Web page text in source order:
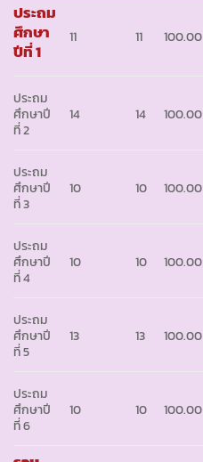
ประถม
ศึกษา
ปีที่ 1
11 11 100.00
ประถม
ศึกษาปี
ที่ 2
14 14 100.00
ประถม
ศึกษาปี
ที่ 3
10 10 100.00
ประถม
ศึกษาปี
ที่ 4
10 10 100.00
ประถม
ศึกษาปี
ที่ 5
13 13 100.00
ประถม
ศึกษาปี
ที่ 6
10 10 100.00